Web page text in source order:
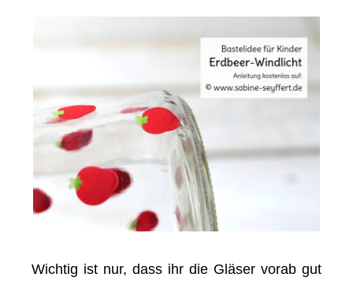
Wichtig ist nur, dass ihr die Gläser vorab gut